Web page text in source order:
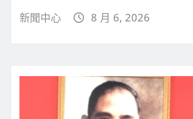
新聞中心 8 月 6, 2026